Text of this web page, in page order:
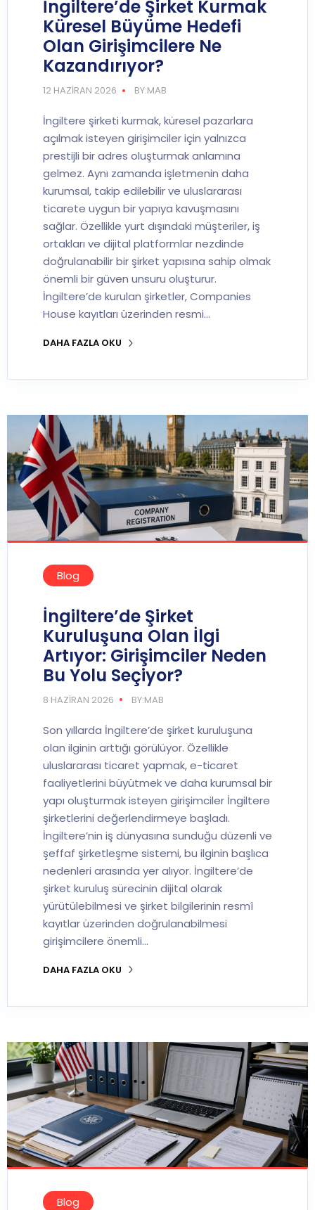
İngiltere’de Şirket Kurmak
Küresel Büyüme Hedefi
Olan Girişimcilere Ne
Kazandırıyor?
12 HAZIRAN 2026 BY:MAB
İngiltere şirketi kurmak, küresel pazarlara
açılmak isteyen girişimciler için yalnızca
prestijli bir adres oluşturmak anlamına
gelmez. Aynı zamanda işletmenin daha
kurumsal, takip edilebilir ve uluslararası
ticarete uygun bir yapıya kavuşmasını
sağlar. Özellikle yurt dışındaki müşteriler, iş
ortakları ve dijital platformlar nezdinde
doğrulanabilir bir şirket yapısına sahip olmak
önemli bir güven unsuru oluşturur.
İngiltere’de kurulan şirketler, Companies
House kayıtları üzerinden resmi…
DAHA FAZLA OKU
Blog
İngiltere’de Şirket
Kuruluşuna Olan İlgi
Artıyor: Girişimciler Neden
Bu Yolu Seçiyor?
8 HAZIRAN 2026 BY:MAB
Son yıllarda İngiltere’de şirket kuruluşuna
olan ilginin arttığı görülüyor. Özellikle
uluslararası ticaret yapmak, e-ticaret
faaliyetlerini büyütmek ve daha kurumsal bir
yapı oluşturmak isteyen girişimciler İngiltere
şirketlerini değerlendirmeye başladı.
İngiltere’nin iş dünyasına sunduğu düzenli ve
şeffaf şirketleşme sistemi, bu ilginin başlıca
nedenleri arasında yer alıyor. İngiltere’de
şirket kuruluş sürecinin dijital olarak
yürütülebilmesi ve şirket bilgilerinin resmî
kayıtlar üzerinden doğrulanabilmesi
girişimcilere önemli…
DAHA FAZLA OKU
Blog